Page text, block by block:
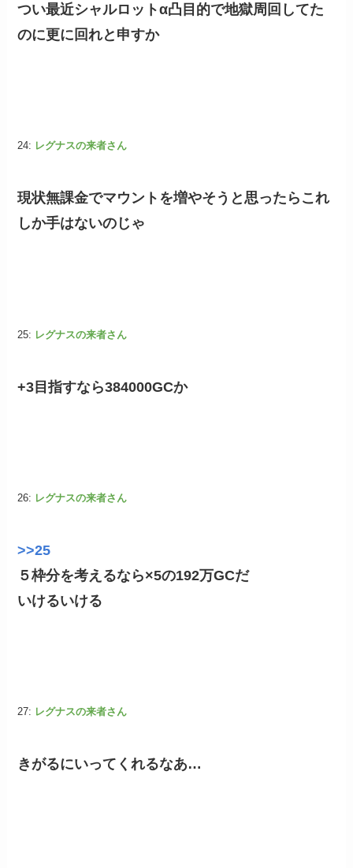
つい最近シャルロットα凸目的で地獄周回してた
のに更に回れと申すか
24: レグナスの来者さん
現状無課金でマウントを増やそうと思ったらこれ
しか手はないのじゃ
25: レグナスの来者さん
+3目指すなら384000GCか
26: レグナスの来者さん
>>25
５枠分を考えるなら×5の192万GCだ
いけるいける
27: レグナスの来者さん
きがるにいってくれるなあ…